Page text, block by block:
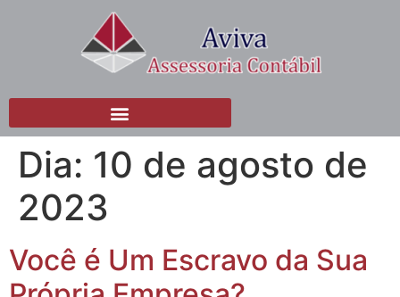
Dia: 10 de agosto de
2023
Você é Um Escravo da Sua